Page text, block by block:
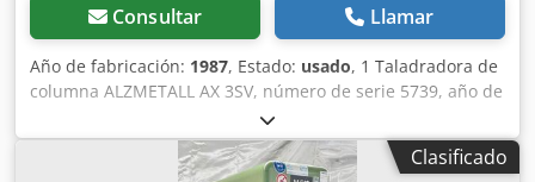
profundidad de taladrado Ajuste del punto cero (inicio de
taladrado), pantalla LED de 5 dígitos, altura de los
caracteres 13 mm
Consultar Llamar
Año de fabricación: 1987, Estado: usado, 1 Taladradora de
columna ALZMETALL AX 3SV, número de serie 5739, año de
fabricación 1987. Credpfx Aoi Apu Tjhljf
Clasificado